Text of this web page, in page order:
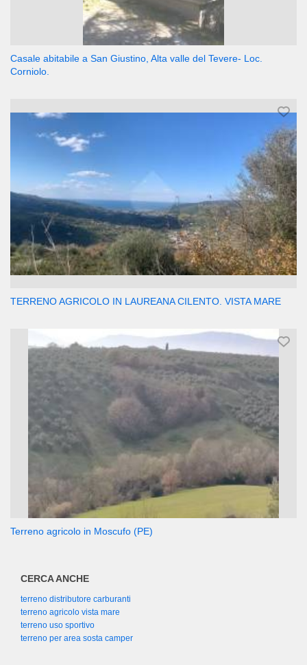
Casale abitabile a San Giustino, Alta valle del Tevere- Loc.
Corniolo.
TERRENO AGRICOLO IN LAUREANA CILENTO. VISTA MARE
Terreno agricolo in Moscufo (PE)
CERCA ANCHE
terreno distributore carburanti
terreno agricolo vista mare
terreno uso sportivo
terreno per area sosta camper